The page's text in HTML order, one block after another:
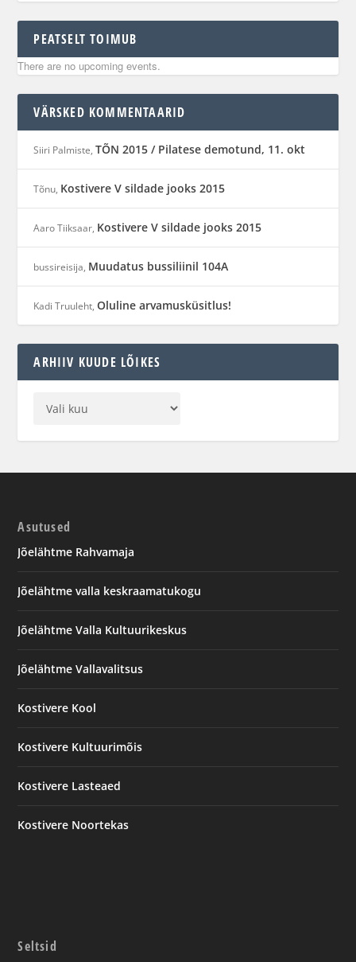
PEATSELT TOIMUB
There are no upcoming events.
VÄRSKED KOMMENTAARID
Siiri Palmiste,TÕN 2015 / Pilatese demotund, 11. okt
Tõnu, Kostivere V sildade jooks 2015
Aaro Tiiksaar, Kostivere V sildade jooks 2015
bussireisija, Muudatus bussiliinil 104A
Kadi Truuleht,Oluline arvamusküsitlus!
ARHIIV KUUDE LÕIKES
Asutused
Jõelähtme Rahvamaja
Jõelähtme valla keskraamatukogu
Jõelähtme Valla Kultuurikeskus
Jõelähtme Vallavalitsus
Kostivere Kool
Kostivere Kultuurimõis
Kostivere Lasteaed
Kostivere Noortekas
Seltsid